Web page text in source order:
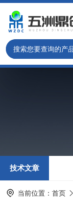
技术文章
当前位置： 首页